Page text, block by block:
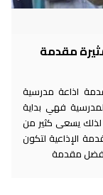
مقدمة
اذاعة مدرسية
فهي بداية
لذلك يسعى كثير من
الإذاعية لتكون
مقدمة